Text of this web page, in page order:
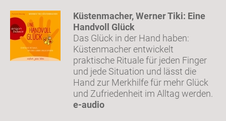
Küstenmacher, Werner Tiki: Eine
Handvoll Glück
Das Glück in der Hand haben:
Küstenmacher entwickelt
praktische Rituale für jeden Finger
und jede Situation und lässt die
Hand zur Merkhilfe für mehr Glück
und Zufriedenheit im Alltag werden.
e-audio